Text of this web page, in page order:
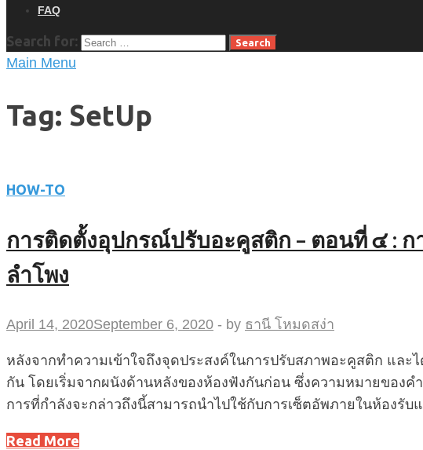
FAQ
Search for:
Main Menu
Tag: SetUp
HOW-TO
การติดตั้งอุปกรณ์ปรับอะคูสติก – ตอนที่ ๔ :
ลำโพง
April 14, 2020September 6, 2020 - by ธานี โหมดสง่า
หลังจากทำความเข้าใจถึงจุดประสงค์ในการปรับสภาพอะคูสติก แล
กัน โดยเริ่มจากผนังด้านหลังของห้องฟังกันก่อน ซึ่งความหมายของ
การที่กำลังจะกล่าวถึงนี้สามารถนำไปใช้กับการเซ็ตอัพภายในห้องรั
Read More